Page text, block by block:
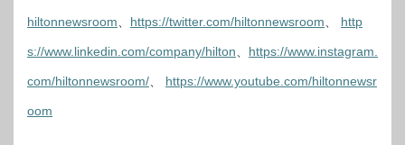
hiltonnewsroom https://twitter.com/hiltonnewsroom http
s://www.linkedin.com/company/hilton https://www.instagram.
com/hiltonnewsroom/ https://www.youtube.com/hiltonnewsr
oom